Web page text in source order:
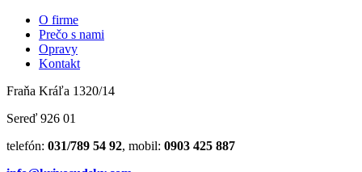
O firme
Prečo s nami
Opravy
Kontakt
Fraňa Kráľa 1320/14
Sereď 926 01
telefón: 031/789 54 92, mobil: 0903 425 887